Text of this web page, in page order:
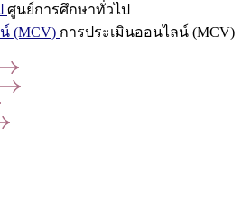
ศูนย์การศึกษาทั่วไป
(MCV) การประเมินออนไลน์ (MCV)